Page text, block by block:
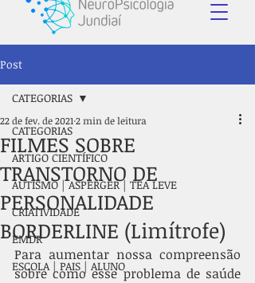
Post
CATEGORIAS
ARTIGO CIENTÍFICO
AUTISMO | ASPERGER | TEA LEVE
CRIATIVIDADE
EMDR
ESCOLA | PAIS | ALUNO
CATEGORIAS
FILMES SOBRE
TRANSTORNO DE
PERSONALIDADE
BORDERLINE (Limítrofe)
22 de fev. de 2021 2 min de leitura
Para aumentar nossa compreensão
sobre como esse problema de saúde